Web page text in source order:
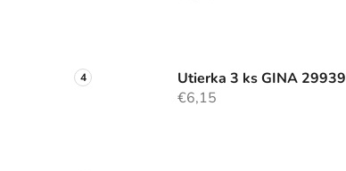
Utierka 3 ks GINA 29939
€6,15